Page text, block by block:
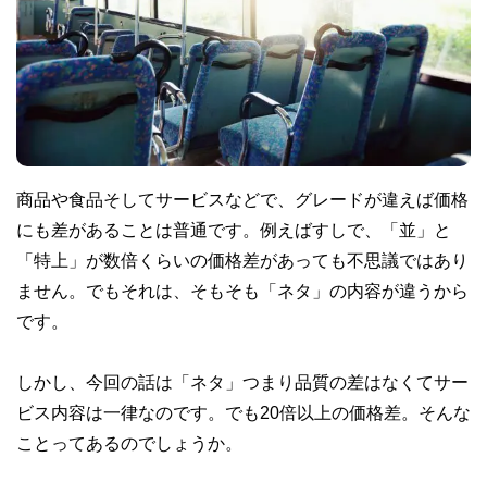
商品や食品そしてサービスなどで、グレードが違えば価格
にも差があることは普通です。例えばすしで、「並」と
「特上」が数倍くらいの価格差があっても不思議ではあり
ません。でもそれは、そもそも「ネタ」の内容が違うから
です。
しかし、今回の話は「ネタ」つまり品質の差はなくてサー
ビス内容は一律なのです。でも20倍以上の価格差。そんな
ことってあるのでしょうか。